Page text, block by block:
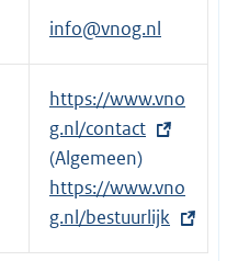
r
l
i
n
k
:
info@vnog.nl
E
x
t
e
r
n
https://www.vno
g.nl/contact
(Algemeen)
E
x
t
https://www.vno
g.nl/bestuurlijk